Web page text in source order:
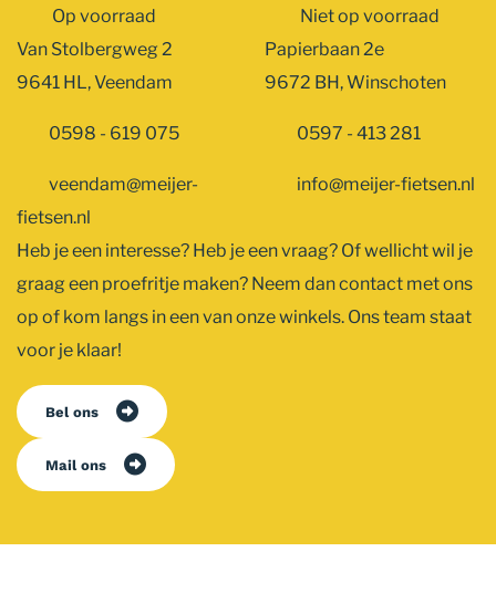
Op voorraad
Van Stolbergweg 2
9641 HL, Veendam
0598 - 619 075
veendam@meijer-
fietsen.nl
Niet op voorraad
Papierbaan 2e
9672 BH, Winschoten
0597 - 413 281
info@meijer-fietsen.nl
Heb je een interesse? Heb je een vraag? Of wellicht wil je
graag een proefritje maken? Neem dan contact met ons
op of kom langs in een van onze winkels. Ons team staat
voor je klaar!
Bel ons
Mail ons